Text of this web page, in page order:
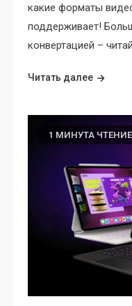
какие форматы
поддерживает!
конвертацией –
Читать далее
1 МИНУТА ЧТЕНИЕ